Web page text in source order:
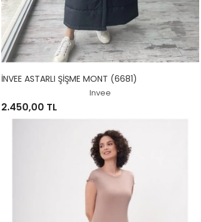
İNVEE ASTARLI ŞİŞME MONT (6681)
Invee
2.450,00 TL